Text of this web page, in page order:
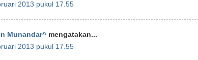
2013 pukul 17.55
Munandar^ mengatakan...
2013 pukul 17.55